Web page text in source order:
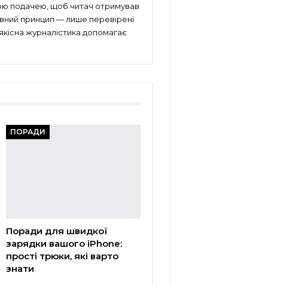
подачею, щоб читач отримував
принцип — лише перевірені
журналістика допомагає
ПОРАДИ
Поради для швидкої
зарядки вашого iPhone:
прості трюки, які варто
знати